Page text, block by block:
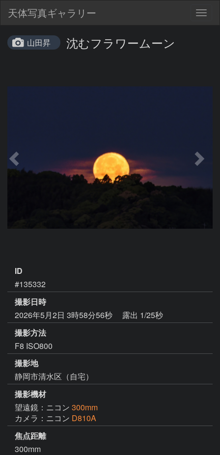
天体写真ギャラリー
山田昇 沈むフラワームーン
ID
#135332
撮影日時
2026年5月2日 3時58分56秒
露出 1/25秒
撮影方法
F8 ISO800
撮影地
静岡市清水区（自宅）
撮影機材
望遠鏡：ニコン 300mm
カメラ：ニコン D810A
焦点距離
300mm